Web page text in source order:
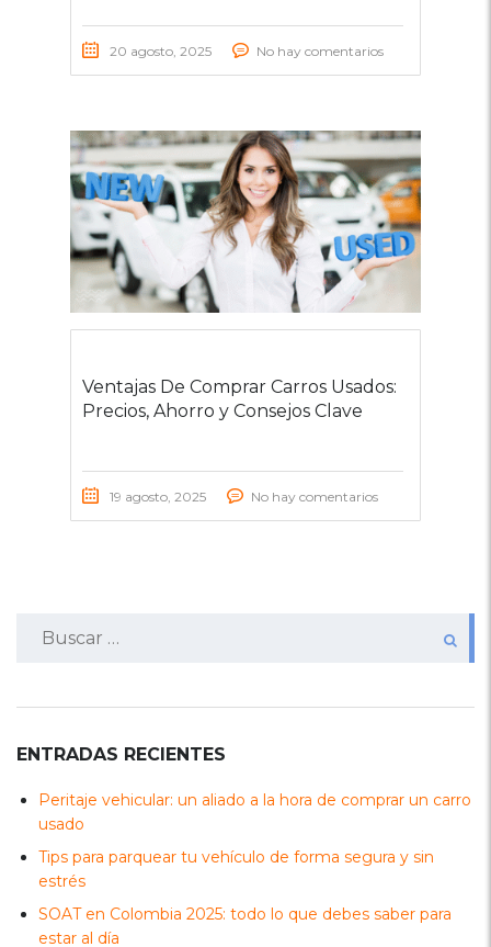
20 agosto, 2025 No hay comentarios
Ventajas De Comprar Carros Usados:
Precios, Ahorro y Consejos Clave
19 agosto, 2025 No hay comentarios
ENTRADAS RECIENTES
Peritaje vehicular: un aliado a la hora de comprar un carro
usado
Tips para parquear tu vehículo de forma segura y sin
estrés
SOAT en Colombia 2025: todo lo que debes saber para
estar al día